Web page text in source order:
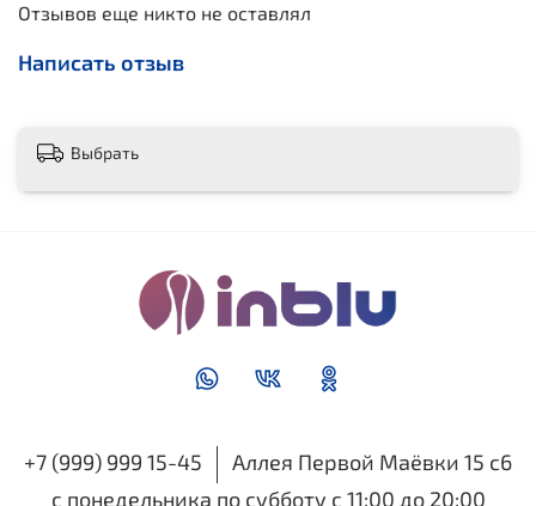
Отзывов еще никто не оставлял
Написать отзыв
Выбрать
+7 (999) 999 15-45
Аллея Первой Маёвки 15 с6
с понедельника по субботу с 11:00 до 20:00